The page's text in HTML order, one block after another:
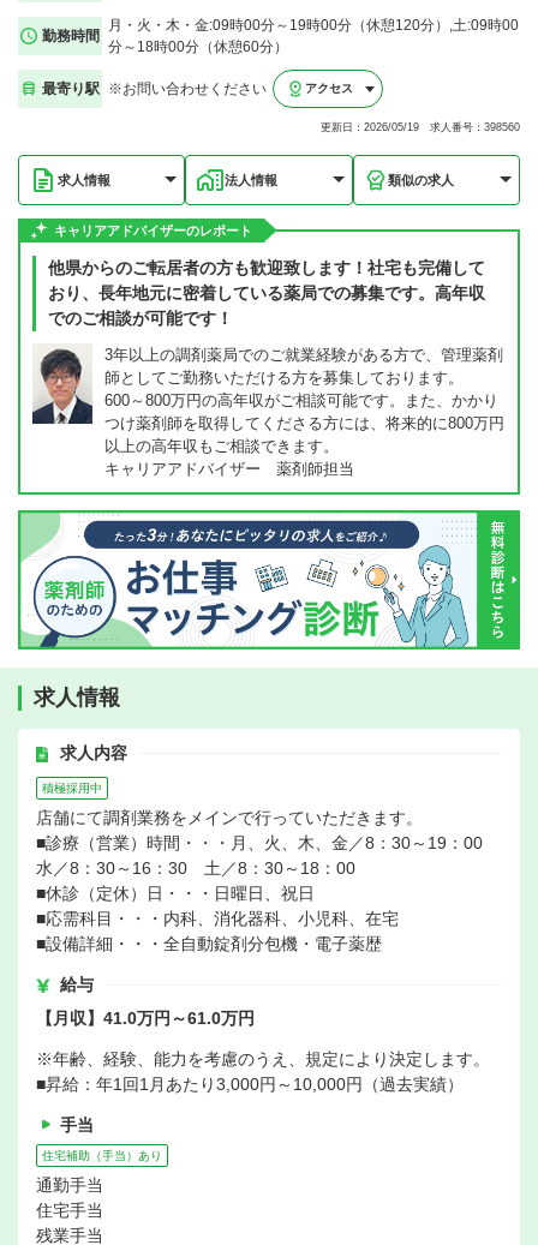
勤務時間
月・火・木・金:09時00分～19時00分（休憩120分）,土:09時00
分～18時00分（休憩60分）
最寄り駅 ※お問い合わせください アクセス
更新日：2026/05/19 求人番号：398560
求人情報 法人情報 類似の求人
キャリアアドバイザーのレポート
他県からのご転居者の方も歓迎致します！社宅も完備して
おり、長年地元に密着している薬局での募集です。高年収
でのご相談が可能です！
3年以上の調剤薬局でのご就業経験がある方で、管理薬剤
師としてご勤務いただける方を募集しております。
600～800万円の高年収がご相談可能です。また、かかり
つけ薬剤師を取得してくださる方には、将来的に800万円
以上の高年収もご相談できます。
キャリアアドバイザー 薬剤師担当
求人情報
求人内容
積極採用中
店舗にて調剤業務をメインで行っていただきます。
■診療（営業）時間・・・月、火、木、金／8：30～19：00
水／8：30～16：30 土／8：30～18：00
■休診（定休）日・・・日曜日、祝日
■応需科目・・・内科、消化器科、小児科、在宅
■設備詳細・・・全自動錠剤分包機・電子薬歴
給与
【月収】41.0万円～61.0万円
※年齢、経験、能力を考慮のうえ、規定により決定します。
■昇給：年1回1月あたり3,000円～10,000円（過去実績）
手当
住宅補助（手当）あり
通勤手当
住宅手当
残業手当